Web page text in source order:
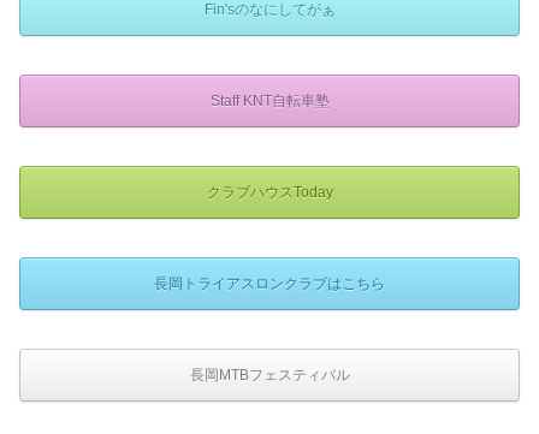
Fin'sのなにしてがぁ
Staff KNT自転車塾
クラブハウスToday
長岡トライアスロンクラブはこちら
長岡MTBフェスティバル